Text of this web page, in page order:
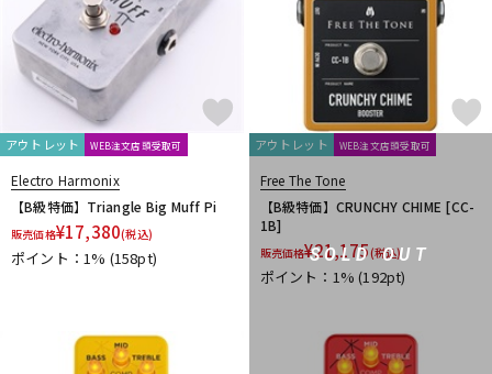
アウトレット WEB注文店頭受取可
Electro Harmonix
【B級特価】Triangle Big Muff Pi
販売価格¥17,380(税込)
ポイント：1% (158pt) SOLD OUT
アウトレット WEB注文店頭受取可
Free The Tone
【B級特価】CRUNCHY CHIME [CC-
1B]
販売価格¥21,175(税込)
ポイント：1%(192pt)